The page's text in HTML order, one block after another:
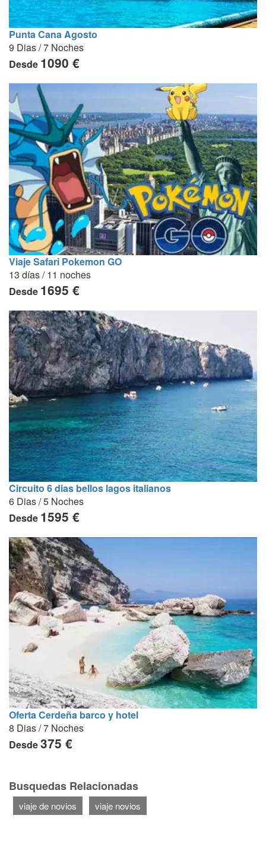
Punta Cana Agosto
9 Dias / 7 Noches
Desde 1090 €
Viaje Safari Pokemon GO
13 días / 11 noches
Desde 1695 €
Circuito 6 dias bellos lagos italianos
6 Dias / 5 Noches
Desde 1595 €
Oferta Cerdeña barco y hotel
8 Dias / 7 Noches
Desde375 €
Busquedas Relacionadas
viaje de novios viaje novios